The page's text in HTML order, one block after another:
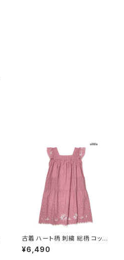
古着 ハート柄 刺繍 総柄 コット
ン ロング丈 半袖 ワンピース ピ
ンク (otu2605084)
¥6,490